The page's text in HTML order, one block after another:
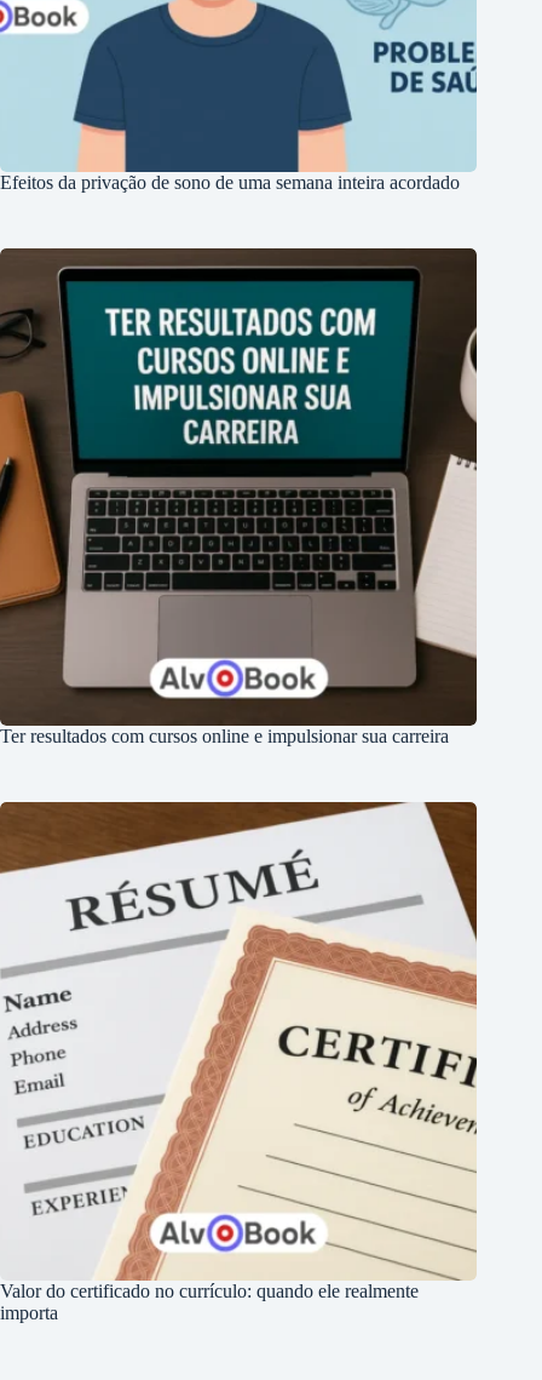
Efeitos da privação de sono de uma semana inteira acordado
Ter resultados com cursos online e impulsionar sua carreira
Valor do certificado no currículo: quando ele realmente
importa